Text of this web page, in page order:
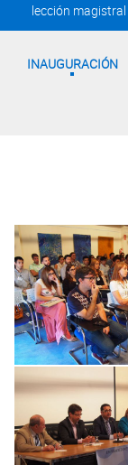
lección magistral
INAUGURACIÓN